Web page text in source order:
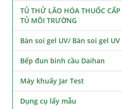
TỦ THỬ LÃO HÓA THUỐC
TỦ MÔI TRƯỜNG
Bàn soi gel UV/ Bàn soi gel
Bếp đun bình cầu Daihan
Máy khuấy Jar Test
Dụng cụ lấy mẫu